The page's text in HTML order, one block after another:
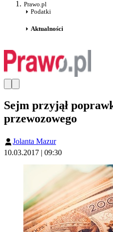
Prawo.pl
Podatki
Aktualności
Sejm przyjął
przewozowego
Jolanta Mazur
10.03.2017 | 09:30